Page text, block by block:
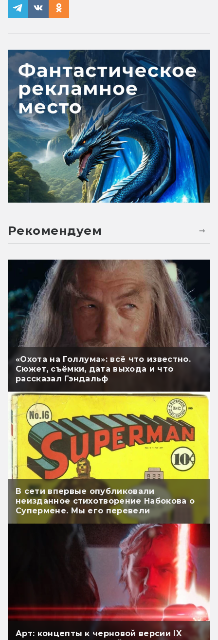
Рекомендуем
«Охота на Голлума»: всё что известно.
Сюжет, съёмки, дата выхода и что
рассказал Гэндальф
В сети впервые опубликовали
неизданное стихотворение Набокова о
Супермене. Мы его перевели
Арт: концепты к черновой версии IX